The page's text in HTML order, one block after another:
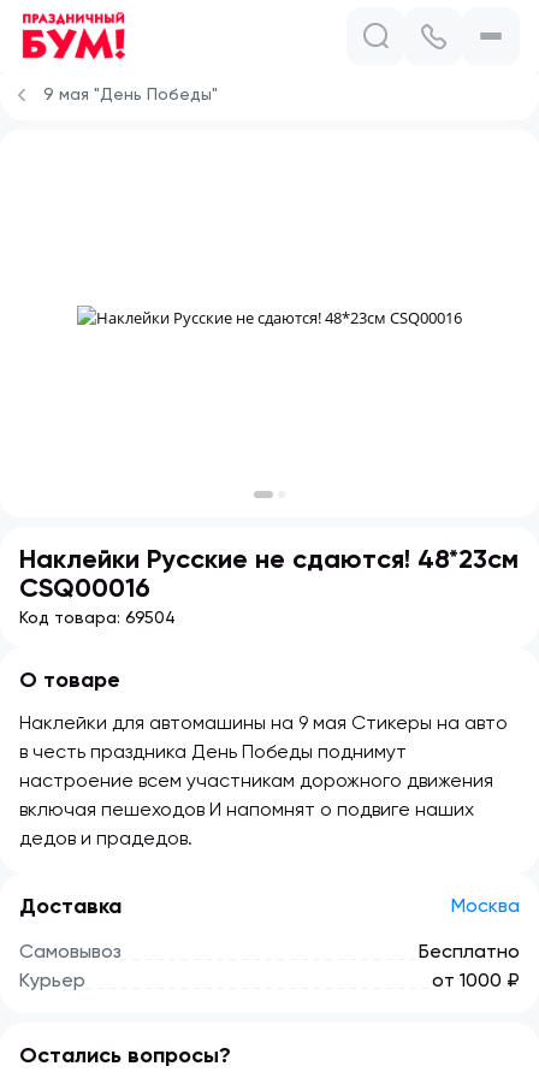
9 мая "День Победы"
Наклейки Русские не сдаются! 48*23см
CSQ00016
Код товара: 69504
О товаре
Наклейки для автомашины на 9 мая Стикеры на авто
в честь праздника День Победы поднимут
настроение всем участникам дорожного движения
включая пешеходов И напомнят о подвиге наших
дедов и прадедов.
Доставка Москва
Самовывоз
Бесплатно
Курьер
от 1000 ₽
Остались вопросы?